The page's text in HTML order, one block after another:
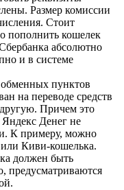
Размер комиссии
Стоит
пополнить кошелек
абсолютно
и в системе
пунктов
на переводе средств
Причем это
Яндекс Денег не
К примеру, можно
или Киви-кошелька.
должен быть
предусматриваются